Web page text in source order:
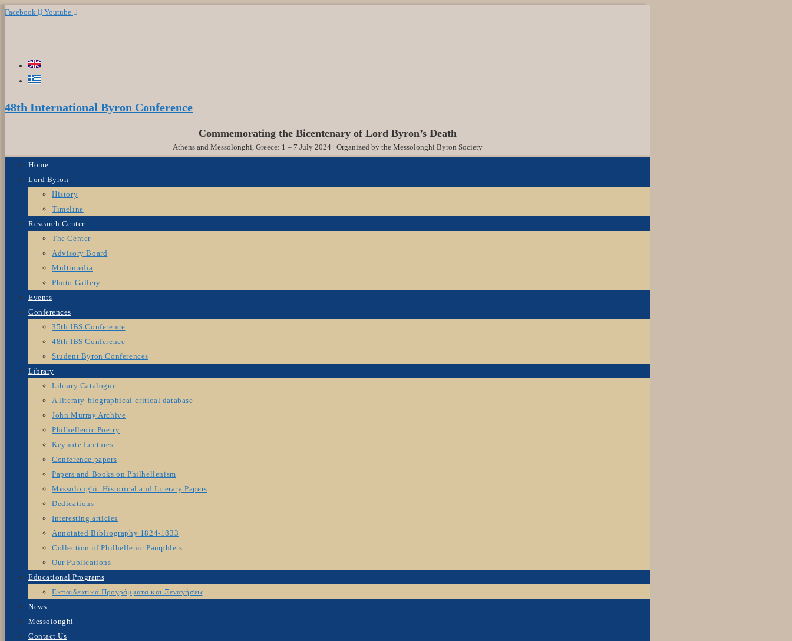
Skip
Facebook Youtube
48th International Byron Conference
Commemorating the Bicentenary of Lord Byron’s Death
Athens and Messolonghi, Greece: 1 – 7 July 2024 | Organized by the Messolonghi Byron Society
Home
Lord Byron
History
Timeline
Research Center
The Center
Advisory Board
Multimedia
Photo Gallery
Events
Conferences
35th IBS Conference
48th IBS Conference
Student Byron Conferences
Library
Library Catalogue
A literary-biographical-critical database
John Murray Archive
Philhellenic Poetry
Keynote Lectures
Conference papers
Papers and Books on Philhellenism
Messolonghi: Historical and Literary Papers
Dedications
Interesting articles
Annotated Bibliography 1824-1833
Collection of Philhellenic Pamphlets
Our Publications
Educational Programs
Εκπαιδευτικά Προγράμματα και Ξεναγήσεις
News
Messolonghi
Contact Us